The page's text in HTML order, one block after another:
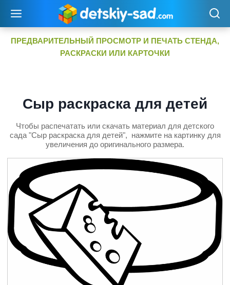
содержимому
ПРЕДВАРИТЕЛЬНЫЙ ПРОСМОТР И ПЕЧАТЬ СТЕНДА,
РАСКРАСКИ ИЛИ КАРТОЧКИ
Сыр раскраска для детей
Чтобы распечатать или скачать материал для детского
сада "Сыр раскраска для детей", нажмите на картинку для
увеличения до оригинального размера.